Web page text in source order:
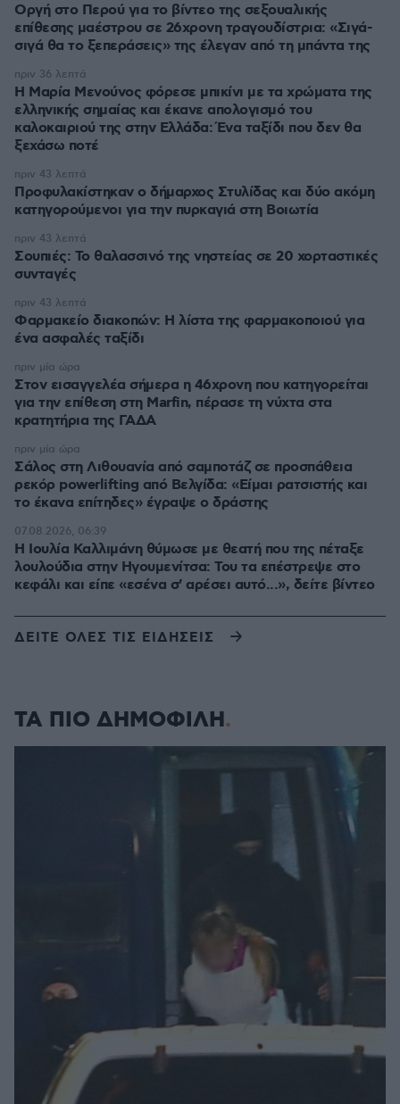
Οργή στο Περού για το βίντεο της σεξουαλικής
επίθεσης μαέστρου σε 26χρονη τραγουδίστρια: «Σιγά-
σιγά θα το ξεπεράσεις» της έλεγαν από τη μπάντα της
Η Μαρία Μενούνος φόρεσε μπικίνι με τα χρώματα της
ελληνικής σημαίας και έκανε απολογισμό του
καλοκαιριού της στην Ελλάδα: Ένα ταξίδι που δεν θα
ξεχάσω ποτέ
πριν 36 λεπτά
Προφυλακίστηκαν ο δήμαρχος Στυλίδας και δύο ακόμη
κατηγορούμενοι για την πυρκαγιά στη Βοιωτία
πριν 43 λεπτά
Σουπιές: Το θαλασσινό της νηστείας σε 20 χορταστικές
συνταγές
πριν 43 λεπτά
Φαρμακείο διακοπών: Η λίστα της φαρμακοποιού για
ένα ασφαλές ταξίδι
πριν 43 λεπτά
Στον εισαγγελέα σήμερα η 46χρονη που κατηγορείται
για την επίθεση στη Marfin, πέρασε τη νύχτα στα
κρατητήρια της ΓΑΔΑ
πριν μία ώρα
Σάλος στη Λιθουανία από σαμποτάζ σε προσπάθεια
ρεκόρ powerlifting από Βελγίδα: «Είμαι ρατσιστής και
το έκανα επίτηδες» έγραψε ο δράστης
πριν μία ώρα
Η Ιουλία Καλλιμάνη θύμωσε με θεατή που της πέταξε
λουλούδια στην Ηγουμενίτσα: Του τα επέστρεψε στο
κεφάλι και είπε «εσένα σ' αρέσει αυτό...», δείτε βίντεο
07.08.2026, 06:39
ΔΕΙΤΕ ΟΛΕΣ ΤΙΣ ΕΙΔΗΣΕΙΣ
ΤΑ ΠΙΟ ΔΗΜΟΦΙΛΗ